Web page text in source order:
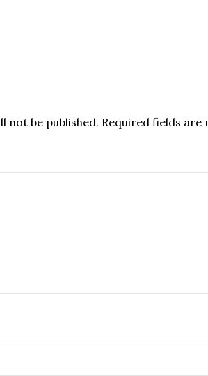
not be published. Required fields are